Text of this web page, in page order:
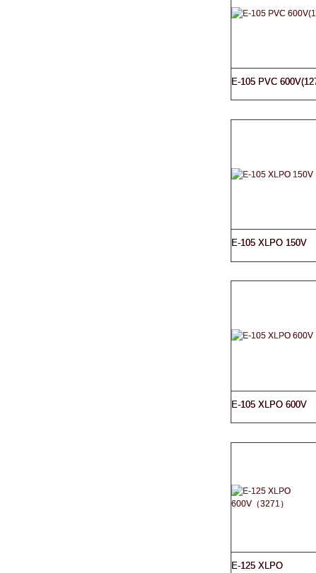
E-105 PVC
E-105 XLPO 150V
E-105 XLPO 600V
E-125 XLPO